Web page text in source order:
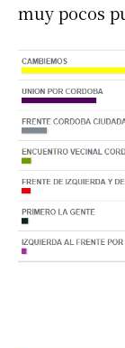
muy pocos